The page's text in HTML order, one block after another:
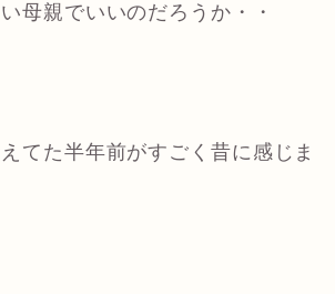
母親でいいのだろうか・・
てた半年前がすごく昔に感じま